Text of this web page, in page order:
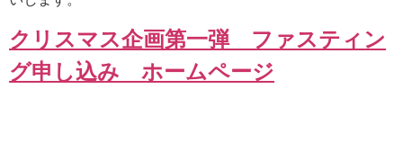
クリスマス企画第一弾 ファスティン
グ申し込み ホームページ